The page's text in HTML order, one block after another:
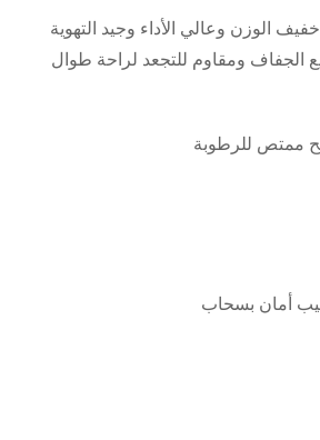
الوزن وعالي الأداء وجيد التهوية
ومقاوم للتجعد لراحة طوال
ممتص للرطوبة
أمان بسحاب